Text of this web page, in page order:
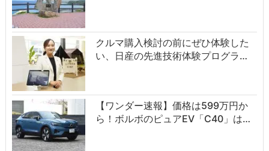
クルマ購入検討の前にぜひ体験した
い、日産の先進技術体験プログラ…
【ワンダー速報】価格は599万円か
ら！ボルボのピュアEV「C40」は…